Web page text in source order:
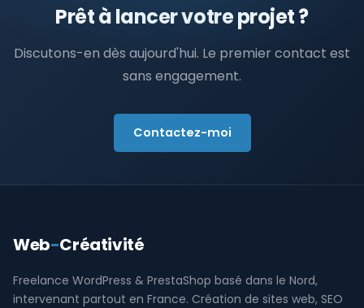
Prêt à lancer votre projet ?
Discutons-en dès aujourd'hui. Le premier contact est
sans engagement.
Contactez-moi
Web-Créativité
Freelance WordPress & PrestaShop basé dans le Nord,
intervenant partout en France. Création de sites web, SEO